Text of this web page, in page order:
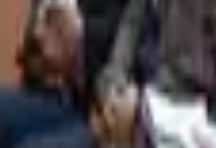
onarıldı, 2 bin
dekar araziye
sulama desteği
sağlandı
6 Ağustos 2026